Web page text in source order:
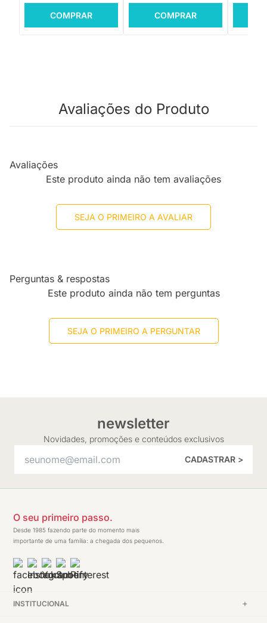
COMPRAR COMPRAR
Avaliações do Produto
Avaliações
Este produto ainda não tem avaliações
SEJA O PRIMEIRO A AVALIAR
Perguntas & respostas
Este produto ainda não tem perguntas
SEJA O PRIMEIRO A PERGUNTAR
newsletter
Novidades, promoções e conteúdos exclusivos
CADASTRAR >
O seu primeiro passo.
Desde 1985 fazendo parte do momento mais
importante de uma família: a chegada dos pequenos.
INSTITUCIONAL